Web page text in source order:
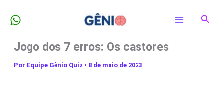
para
conteúdo
Jogo dos 7 erros: Os castores
Por Equipe Gênio Quiz • 8 de maio de 2023